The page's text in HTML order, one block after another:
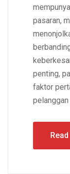
pasaran,
penting,
faktor